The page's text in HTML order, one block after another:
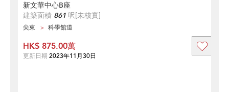
新文華中心B座
建築面積 861 呎[未核實]
尖東 科學館道
HK$ 875.00萬
更新日期 2023年11月30日